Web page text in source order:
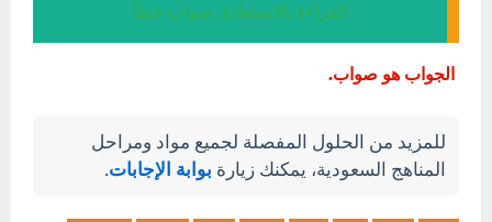
القراءة بالاستعاذة. صواب خطأ
الجواب هو صواب.
للمزيد من الحلول المفصلة لجميع مواد ومراحل
المناهج السعودية، يمكنك زيارة بوابة الإجابات.